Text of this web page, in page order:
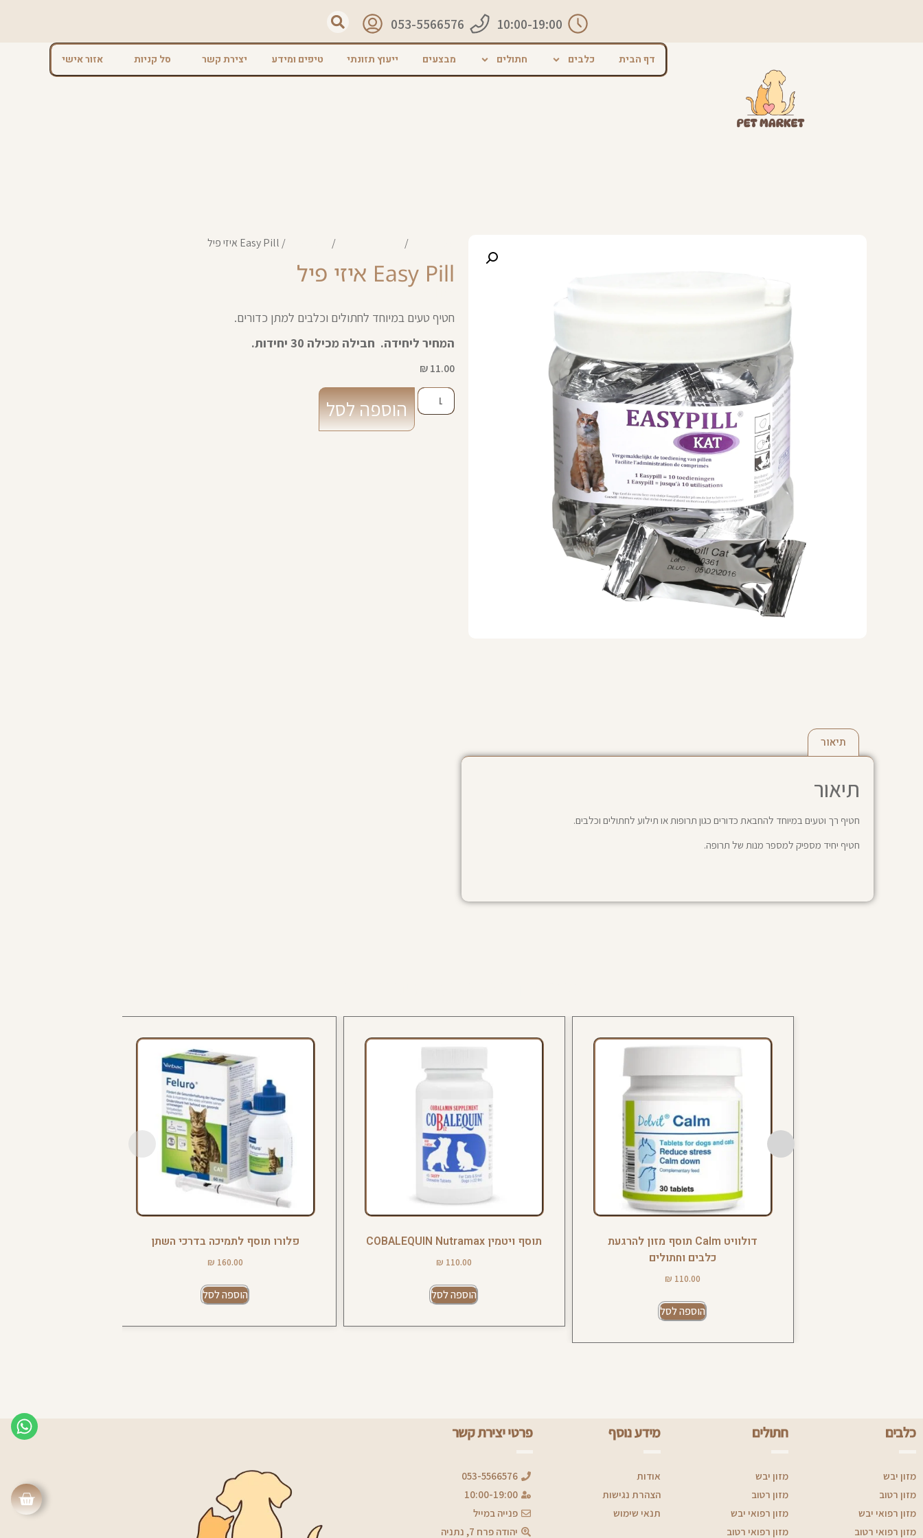
10:00-19:00
053-5566576
דף הבית כלבים חתולים מבצעים ייעוץ תזונתי טיפים ומידע יצירת קשר סל קניות אזור אישי
/
/ / Easy Pill איזי פיל
Easy Pill איזי פיל
חטיף טעים במיוחד לחתולים וכלבים למתן כדורים.
המחיר ליחידה. חבילה מכילה 30 יחידות.
₪11.00
הוספה לסל
תיאור
תיאור
חטיף רך וטעים במיוחד להחבאת כדורים כגון תרופות או תילוע לחתולים וכלבים.
חטיף יחיד מספיק למספר מנות של תרופה.
פלורו תוסף לתמיכה בדרכי השתן
₪ 160.00
הוספה לסל
תוסף ויטמין COBALEQUIN Nutramax
₪ 110.00
הוספה לסל
דולוויט Calm תוסף מזון להרגעת
כלבים וחתולים
₪ 110.00
הוספה לסל
כלבים
מזון יבש
מזון רטוב
מזון רפואי יבש
מזון רפואי רטוב
חתולים
מזון יבש
מזון רטוב
מזון רפואי יבש
מזון רפואי רטוב
מידע נוסף
אודות
הצהרת נגישות
תנאי שימוש
פרטי יצירת קשר
053-5566576
10:00-19:00
פנייה במייל
יהודה פרח 7, נתניה